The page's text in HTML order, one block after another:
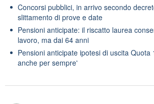
Concorsi pubblici, in arrivo secondo
slittamento di prove e date
Pensioni anticipate: il riscatto laurea
lavoro, ma dai 64 anni
Pensioni anticipate ipotesi di uscita Quota
anche per sempre'